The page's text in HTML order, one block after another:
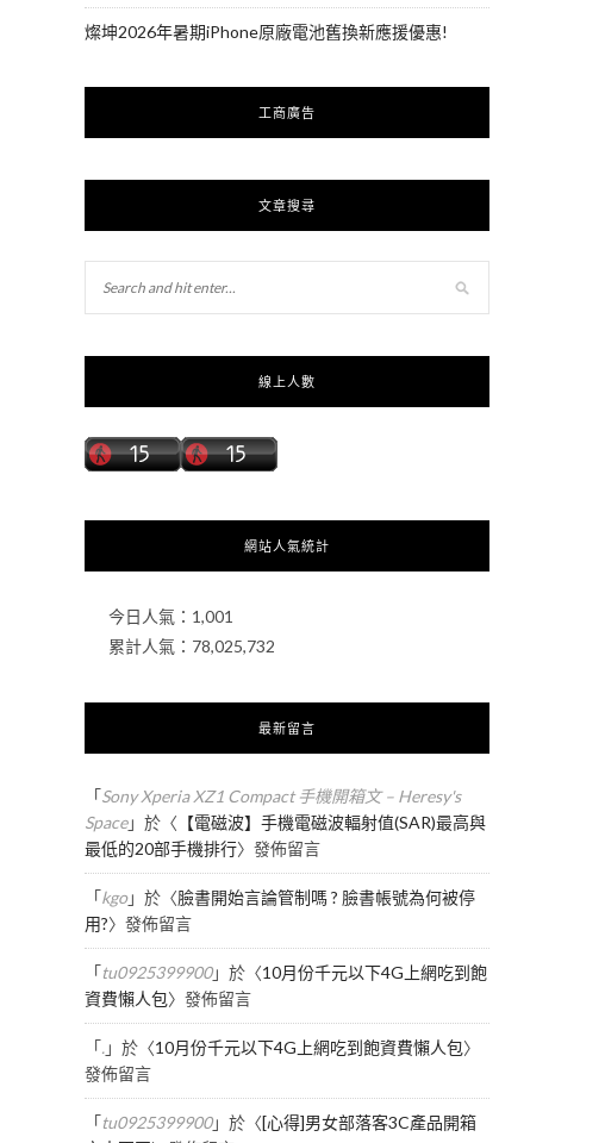
燦坤2026年暑期iPhone原廠電池舊換新應援優惠!
工商廣告
文章搜尋
線上人數
網站人氣統計
今日人氣： 1,001
累計人氣： 78,025,732
最新留言
「Sony Xperia XZ1 Compact 手機開箱文 – Heresy's
Space」於〈 【電磁波】手機電磁波輻射值(SAR)最高與
最低的20部手機排行〉發佈留言
「kgo」於〈臉書開始言論管制嗎 ? 臉書帳號為何被停
用?〉發佈留言
「tu0925399900」於〈10月份千元以下4G上網吃到飽
資費懶人包〉發佈留言
「.」於〈10月份千元以下4G上網吃到飽資費懶人包〉
發佈留言
「tu0925399900」於〈[心得]男女部落客3C產品開箱